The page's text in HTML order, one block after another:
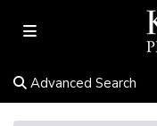
Advanced Search